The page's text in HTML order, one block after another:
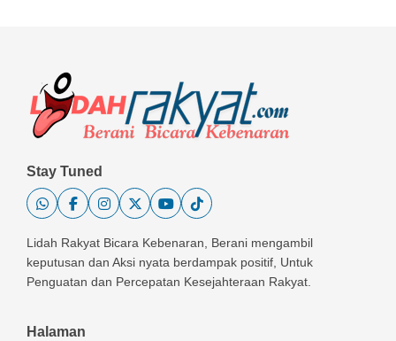
Stay Tuned
Lidah Rakyat Bicara Kebenaran, Berani mengambil
keputusan dan Aksi nyata berdampak positif, Untuk
Penguatan dan Percepatan Kesejahteraan Rakyat.
Halaman